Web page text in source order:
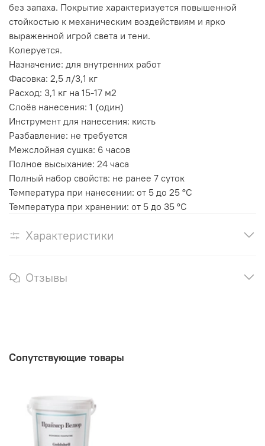
без запаха. Покрытие характеризуется повышенной
стойкостью к механическим воздействиям и ярко
выраженной игрой света и тени.
Колеруется.
Назначение: для внутренних работ
Фасовка: 2,5 л/3,1 кг
Расход: 3,1 кг на 15-17 м2
Слоёв нанесения: 1 (один)
Инструмент для нанесения: кисть
Разбавление: не требуется
Межслойная сушка: 6 часов
Полное высыхание: 24 часа
Полный набор свойств: не ранее 7 суток
Температура при нанесении: от 5 до 25 °C
Температура при хранении: от 5 до 35 °C
Характеристики
Отзывы
Сопутствующие товары